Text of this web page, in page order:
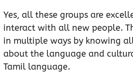
Yes, all these groups are
interact with all new people.
in multiple ways by knowing
about the language and
Tamil language.